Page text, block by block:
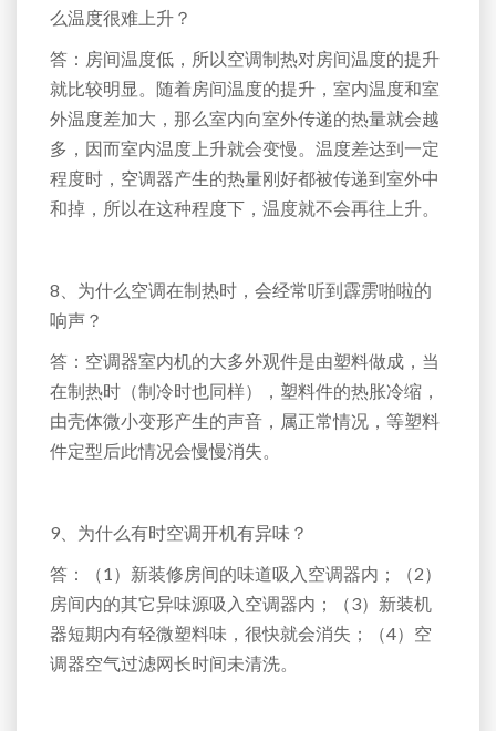
么温度很难上升？
答：房间温度低，所以空调制热对房间温度的提升
就比较明显。随着房间温度的提升，室内温度和室
外温度差加大，那么室内向室外传递的热量就会越
多，因而室内温度上升就会变慢。温度差达到一定
程度时，空调器产生的热量刚好都被传递到室外中
和掉，所以在这种程度下，温度就不会再往上升。
8、为什么空调在制热时，会经常听到霹雳啪啦的
响声？
答：空调器室内机的大多外观件是由塑料做成，当
在制热时（制冷时也同样），塑料件的热胀冷缩，
由壳体微小变形产生的声音，属正常情况，等塑料
件定型后此情况会慢慢消失。
9、为什么有时空调开机有异味？
答：（1）新装修房间的味道吸入空调器内；（2）
房间内的其它异味源吸入空调器内；（3）新装机
器短期内有轻微塑料味，很快就会消失；（4）空
调器空气过滤网长时间未清洗。